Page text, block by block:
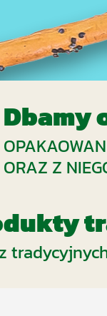
Dbamy
ORAZ Z